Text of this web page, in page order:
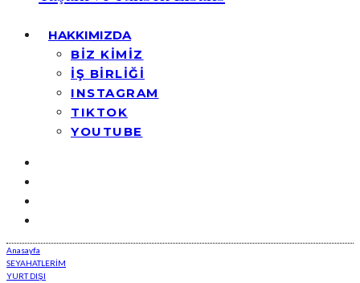
HAKKIMIZDA
BİZ KİMİZ
İŞ BİRLİĞİ
INSTAGRAM
TIKTOK
YOUTUBE
Anasayfa
SEYAHATLERİM
YURT DIŞI